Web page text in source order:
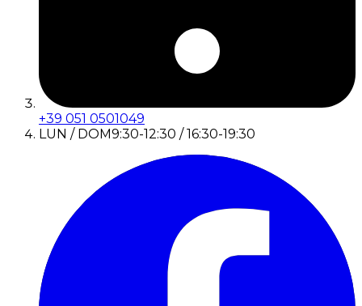
+39 051 0501049
LUN / DOM9:30-12:30 / 16:30-19:30